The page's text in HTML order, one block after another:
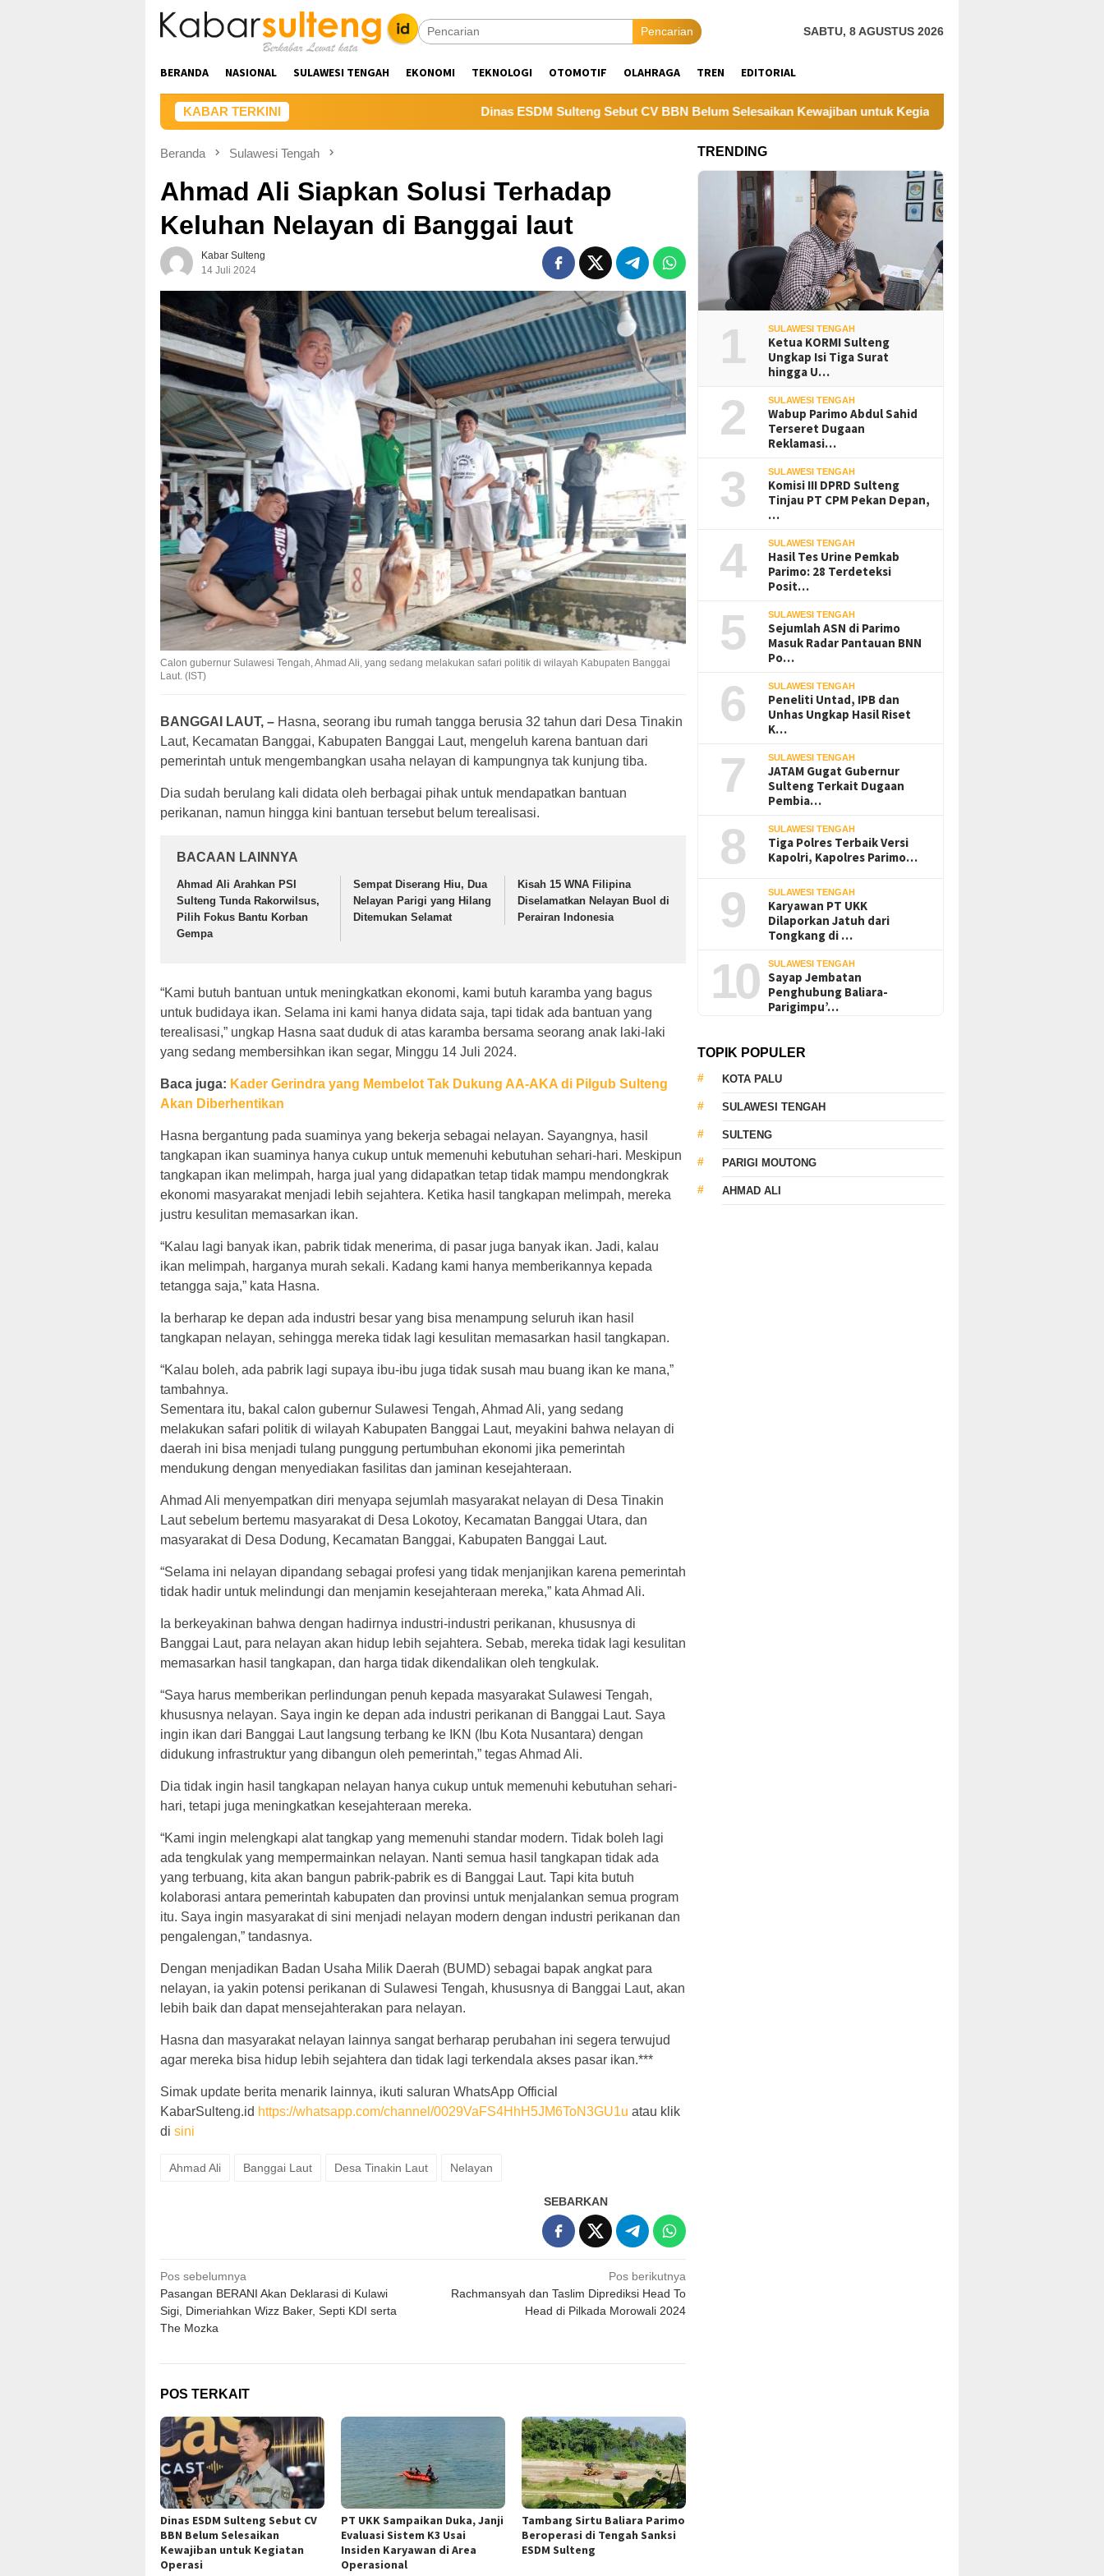
Pencarian SABTU, 8 AGUSTUS 2026
BERANDA NASIONAL SULAWESI TENGAH EKONOMI TEKNOLOGI OTOMOTIF OLAHRAGA TREN EDITORIAL
KABAR TERKINI Dinas ESDM Sulteng Sebut CV BBN Belum Selesaikan Kewajiban untuk Kegiatan Operasi
Beranda Sulawesi Tengah
Ahmad Ali Siapkan Solusi Terhadap
Keluhan Nelayan di Banggai laut
Kabar Sulteng
14 Juli 2024
Calon gubernur Sulawesi Tengah, Ahmad Ali, yang sedang melakukan safari politik di wilayah Kabupaten Banggai
Laut. (IST)
BANGGAI LAUT, – Hasna, seorang ibu rumah tangga berusia 32 tahun dari Desa Tinakin
Laut, Kecamatan Banggai, Kabupaten Banggai Laut, mengeluh karena bantuan dari
pemerintah untuk mengembangkan usaha nelayan di kampungnya tak kunjung tiba.
Dia sudah berulang kali didata oleh berbagai pihak untuk mendapatkan bantuan
perikanan, namun hingga kini bantuan tersebut belum terealisasi.
BACAAN LAINNYA
Ahmad Ali Arahkan PSI
Sulteng Tunda Rakorwilsus,
Pilih Fokus Bantu Korban
Gempa
Sempat Diserang Hiu, Dua
Nelayan Parigi yang Hilang
Ditemukan Selamat
Kisah 15 WNA Filipina
Diselamatkan Nelayan Buol di
Perairan Indonesia
“Kami butuh bantuan untuk meningkatkan ekonomi, kami butuh karamba yang bagus
untuk budidaya ikan. Selama ini kami hanya didata saja, tapi tidak ada bantuan yang
terealisasi,” ungkap Hasna saat duduk di atas karamba bersama seorang anak laki-laki
yang sedang membersihkan ikan segar, Minggu 14 Juli 2024.
Baca juga: Kader Gerindra yang Membelot Tak Dukung AA-AKA di Pilgub Sulteng
Akan Diberhentikan
Hasna bergantung pada suaminya yang bekerja sebagai nelayan. Sayangnya, hasil
tangkapan ikan suaminya hanya cukup untuk memenuhi kebutuhan sehari-hari. Meskipun
tangkapan ikan melimpah, harga jual yang didapatkan tetap tidak mampu mendongkrak
ekonomi masyarakat menjadi lebih sejahtera. Ketika hasil tangkapan melimpah, mereka
justru kesulitan memasarkan ikan.
“Kalau lagi banyak ikan, pabrik tidak menerima, di pasar juga banyak ikan. Jadi, kalau
ikan melimpah, harganya murah sekali. Kadang kami hanya memberikannya kepada
tetangga saja,” kata Hasna.
Ia berharap ke depan ada industri besar yang bisa menampung seluruh ikan hasil
tangkapan nelayan, sehingga mereka tidak lagi kesulitan memasarkan hasil tangkapan.
“Kalau boleh, ada pabrik lagi supaya ibu-ibu juga tidak susah mau buang ikan ke mana,”
tambahnya.
Sementara itu, bakal calon gubernur Sulawesi Tengah, Ahmad Ali, yang sedang
melakukan safari politik di wilayah Kabupaten Banggai Laut, meyakini bahwa nelayan di
daerah ini bisa menjadi tulang punggung pertumbuhan ekonomi jika pemerintah
mendukung dengan menyediakan fasilitas dan jaminan kesejahteraan.
Ahmad Ali menyempatkan diri menyapa sejumlah masyarakat nelayan di Desa Tinakin
Laut sebelum bertemu masyarakat di Desa Lokotoy, Kecamatan Banggai Utara, dan
masyarakat di Desa Dodung, Kecamatan Banggai, Kabupaten Banggai Laut.
“Selama ini nelayan dipandang sebagai profesi yang tidak menjanjikan karena pemerintah
tidak hadir untuk melindungi dan menjamin kesejahteraan mereka,” kata Ahmad Ali.
Ia berkeyakinan bahwa dengan hadirnya industri-industri perikanan, khususnya di
Banggai Laut, para nelayan akan hidup lebih sejahtera. Sebab, mereka tidak lagi kesulitan
memasarkan hasil tangkapan, dan harga tidak dikendalikan oleh tengkulak.
“Saya harus memberikan perlindungan penuh kepada masyarakat Sulawesi Tengah,
khususnya nelayan. Saya ingin ke depan ada industri perikanan di Banggai Laut. Saya
ingin ikan dari Banggai Laut langsung terbang ke IKN (Ibu Kota Nusantara) dengan
didukung infrastruktur yang dibangun oleh pemerintah,” tegas Ahmad Ali.
Dia tidak ingin hasil tangkapan nelayan hanya cukup untuk memenuhi kebutuhan sehari-
hari, tetapi juga meningkatkan kesejahteraan mereka.
“Kami ingin melengkapi alat tangkap yang memenuhi standar modern. Tidak boleh lagi
ada tengkulak yang mempermainkan nelayan. Nanti semua hasil tangkapan tidak ada
yang terbuang, kita akan bangun pabrik-pabrik es di Banggai Laut. Tapi kita butuh
kolaborasi antara pemerintah kabupaten dan provinsi untuk menjalankan semua program
itu. Saya ingin masyarakat di sini menjadi nelayan modern dengan industri perikanan dan
pengalengan,” tandasnya.
Dengan menjadikan Badan Usaha Milik Daerah (BUMD) sebagai bapak angkat para
nelayan, ia yakin potensi perikanan di Sulawesi Tengah, khususnya di Banggai Laut, akan
lebih baik dan dapat mensejahterakan para nelayan.
Hasna dan masyarakat nelayan lainnya sangat berharap perubahan ini segera terwujud
agar mereka bisa hidup lebih sejahtera dan tidak lagi terkendala akses pasar ikan.***
Simak update berita menarik lainnya, ikuti saluran WhatsApp Official
KabarSulteng.id https://whatsapp.com/channel/0029VaFS4HhH5JM6ToN3GU1u atau klik
di sini
Ahmad Ali Banggai Laut Desa Tinakin Laut Nelayan
SEBARKAN
Navigasi
pos
Pos sebelumnya
Pasangan BERANI Akan Deklarasi di Kulawi
Sigi, Dimeriahkan Wizz Baker, Septi KDI serta
The Mozka
Pos berikutnya
Rachmansyah dan Taslim Diprediksi Head To
Head di Pilkada Morowali 2024
POS TERKAIT
Dinas ESDM Sulteng Sebut CV
BBN Belum Selesaikan
Kewajiban untuk Kegiatan
Operasi
PT UKK Sampaikan Duka, Janji
Evaluasi Sistem K3 Usai
Insiden Karyawan di Area
Operasional
Tambang Sirtu Baliara Parimo
Beroperasi di Tengah Sanksi
ESDM Sulteng
TRENDING
1 SULAWESI TENGAH
Ketua KORMI Sulteng
Ungkap Isi Tiga Surat
hingga U…
2 SULAWESI TENGAH
Wabup Parimo Abdul Sahid
Terseret Dugaan
Reklamasi…
3 SULAWESI TENGAH
Komisi III DPRD Sulteng
Tinjau PT CPM Pekan Depan,
…
4 SULAWESI TENGAH
Hasil Tes Urine Pemkab
Parimo: 28 Terdeteksi
Posit…
5 SULAWESI TENGAH
Sejumlah ASN di Parimo
Masuk Radar Pantauan BNN
Po…
6 SULAWESI TENGAH
Peneliti Untad, IPB dan
Unhas Ungkap Hasil Riset
K…
7 SULAWESI TENGAH
JATAM Gugat Gubernur
Sulteng Terkait Dugaan
Pembia…
8 SULAWESI TENGAH
Tiga Polres Terbaik Versi
Kapolri, Kapolres Parimo…
9 SULAWESI TENGAH
Karyawan PT UKK
Dilaporkan Jatuh dari
Tongkang di …
10 SULAWESI TENGAH
Sayap Jembatan
Penghubung Baliara-
Parigimpu’…
TOPIK POPULER
KOTA PALU
SULAWESI TENGAH
SULTENG
PARIGI MOUTONG
AHMAD ALI